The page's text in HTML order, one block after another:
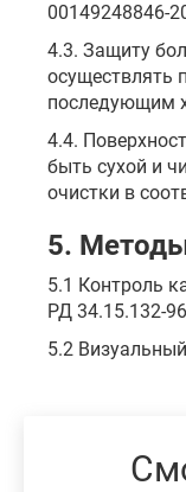
00149248846-
4.3. Защиту
осуществлять
последующим
4.4.
быть сухой и
очистки в
5.
5.1 Контроль
РД 34.15.132-
5.2